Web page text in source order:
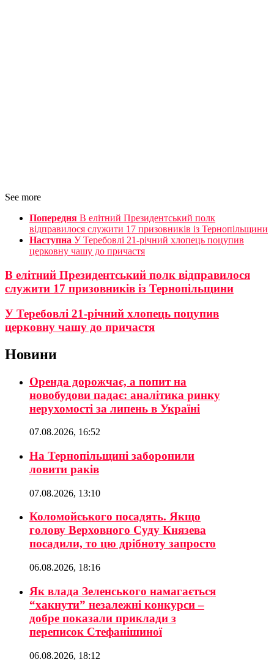
See more
Попередня В елітний Президентський полк
відправилося служити 17 призовників із Тернопільщини
Наступна У Теребовлі 21-річний хлопець поцупив
церковну чашу до причастя
В елітний Президентський полк відправилося
служити 17 призовників із Тернопільщини
У Теребовлі 21-річний хлопець поцупив
церковну чашу до причастя
Новини
Оренда дорожчає, а попит на
новобудови падає: аналітика ринку
нерухомості за липень в Україні
07.08.2026, 16:52
На Тернопільщині заборонили
ловити раків
07.08.2026, 13:10
Коломойського посадять. Якщо
голову Верховного Суду Князева
посадили, то цю дрібноту запросто
06.08.2026, 18:16
Як влада Зеленського намагається
“хакнути” незалежні конкурси –
добре показали приклади з
переписок Стефанішиної
06.08.2026, 18:12